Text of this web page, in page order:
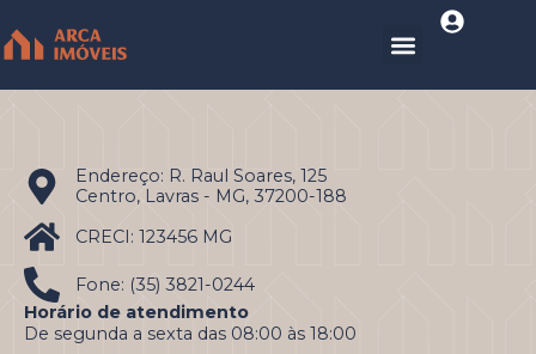
Endereço: R. Raul Soares, 125
Centro, Lavras - MG, 37200-188
CRECI: 123456 MG
Fone: (35) 3821-0244
Horário de atendimento
De segunda a sexta das 08:00 às 18:00